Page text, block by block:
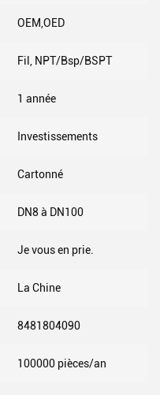
OEM,OED
Fil, NPT/Bsp/BSPT
1 année
Investissements
Cartonné
DN8 à DN100
Je vous en prie.
La Chine
8481804090
100000 pièces/an